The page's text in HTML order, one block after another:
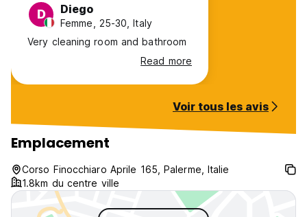
D Diego
Femme, 25-30, Italy
Very cleaning room and bathroom
Read more
Voir tous les avis
Emplacement
Corso Finocchiaro Aprile 165, Palerme, Italie
1.8km du centre ville